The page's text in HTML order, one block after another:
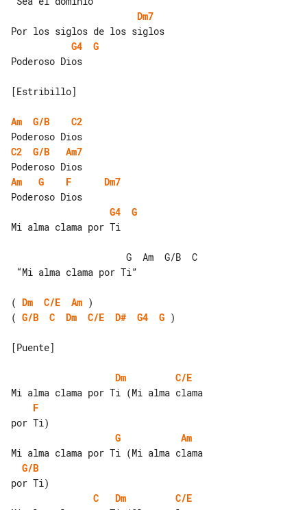
Dm7
G4
G
Poderoso Dios
[Estribillo]
Am G/B
C2
C2
G/B
Am7
Am
G F
Dm7
G4
G
Mi alma clama por Ti
( Dm C/E Am
( G/B C Dm C/E D# G4 G )
[Puente]
Dm
C/E
F
G
Am
G/B
C
Dm
C/E